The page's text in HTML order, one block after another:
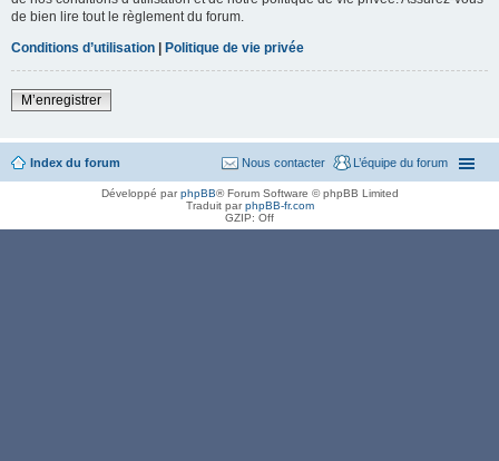
de bien lire tout le règlement du forum.
Conditions d’utilisation | Politique de vie privée
M’enregistrer
Index du forum L’équipe du forum
Nous contacter
Développé parphpBB® Forum Software © phpBB Limited
Traduit parphpBB-fr.com
GZIP: Off